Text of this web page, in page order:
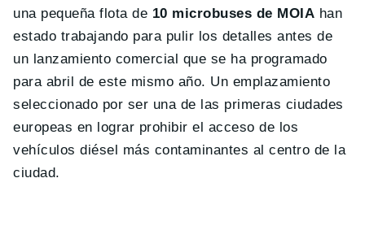
una pequeña flota de 10 microbuses de MOIA han
estado trabajando para pulir los detalles antes de
un lanzamiento comercial que se ha programado
para abril de este mismo año. Un emplazamiento
seleccionado por ser una de las primeras ciudades
europeas en lograr prohibir el acceso de los
vehículos diésel más contaminantes al centro de la
ciudad.